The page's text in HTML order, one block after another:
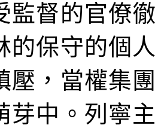
監督的官僚
的保守的個
壓，當權集
芽中。列寧